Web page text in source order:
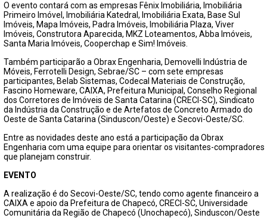
O evento contará com as empresas Fênix Imobiliária, Imobiliária
Primeiro Imóvel, Imobiliária Katedral, Imobiliária Exata, Base Sul
Imóveis, Mapa Imóveis, Padra Imóveis, Imobiliária Plaza, Viver
Imóveis, Construtora Aparecida, MKZ Loteamentos, Abba Imóveis,
Santa Maria Imóveis, Cooperchap e Sim! Imóveis.
Também participarão a Obrax Engenharia, Demovelli Indústria de
Móveis, Ferrotelli Design, Sebrae/SC – com sete empresas
participantes, Belab Sistemas, Codecal Materiais de Construção,
Fascino Homeware, CAIXA, Prefeitura Municipal, Conselho Regional
dos Corretores de Imóveis de Santa Catarina (CRECI-SC), Sindicato
da Indústria da Construção e de Artefatos de Concreto Armado do
Oeste de Santa Catarina (Sinduscon/Oeste) e Secovi-Oeste/SC.
Entre as novidades deste ano está a participação da Obrax
Engenharia com uma equipe para orientar os visitantes-compradores
que planejam construir.
EVENTO
A realização é do Secovi-Oeste/SC, tendo como agente financeiro a
CAIXA e apoio da Prefeitura de Chapecó, CRECI-SC, Universidade
Comunitária da Região de Chapecó (Unochapecó), Sinduscon/Oeste